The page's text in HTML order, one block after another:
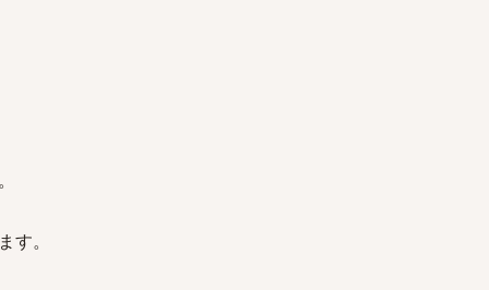
。